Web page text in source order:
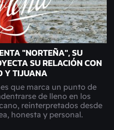
"NORTEÑA", SU
SU RELACIÓN CON
Y TIJUANA
que marca un punto de
de lleno en los
reinterpretados desde
honesta y personal.